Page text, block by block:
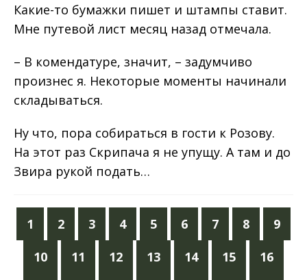
Какие-то бумажки пишет и штампы ставит.
Мне путевой лист месяц назад отмечала.
– В комендатуре, значит, – задумчиво
произнес я. Некоторые моменты начинали
складываться.
Ну что, пора собираться в гости к Розову.
На этот раз Скрипача я не упущу. А там и до
Звира рукой подать…
1 2 3 4 5 6 7 8
9
10
11 12 13 14 15
16